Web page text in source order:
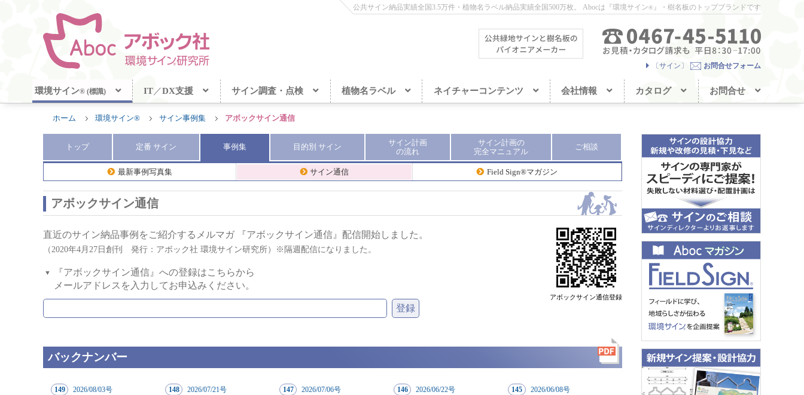
公共サイン納品実績全国3.5万件・植物名ラベル納品実績全国500万枚。 Abocは『環境サイン® 』・樹名板のトップブランドです
〔サイン〕 お問合せフォーム
環境サイン® (標識) IT／DX支援 サイン調査・点検 植物名ラベル ネイチャーコンテンツ 会社情報 カタログ お問合せ
ホーム 環境サイン® サイン事例集 アボックサイン通信
トップ 定番 サイン 事例集 目的別 サイン
サイン計画
の流れ
サイン計画の
完全マニュアル
ご相談
最新事例写真集 サイン通信 Field Sign®マガジン
アボックサイン通信
アボックサイン通信登録
直近のサイン納品事例をご紹介するメルマガ 『アボックサイン通信』配信開始しました。
（2020年4月27日創刊 発行：アボック社 環境サイン研究所）※隔週配信になりました。
『アボックサイン通信』への登録はこちらから
メールアドレスを入力してお申込みください。
バックナンバー
149 2026/08/03号 148 2026/07/21号 147 2026/07/06号 146 2026/06/22号 145 2026/06/08号